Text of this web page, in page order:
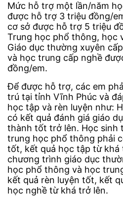
Mức hỗ trợ một lần/năm
được hỗ trợ 3 triệu đồng/
cơ sở được hỗ trợ 5 triệu
Trung học phổ thông, học
Giáo dục thường xuyên
và học trung cấp nghề
đồng/em.
Để được hỗ trợ, các em
trú tại tỉnh Vĩnh Phúc và
học tập và rèn luyện như:
có kết quả đánh giá giáo
thành tốt trở lên. Học sinh
trung học phổ thông phải
tốt, kết quả học tập từ khá
chương trình giáo dục
học phổ thông và học
kết quả rèn luyện tốt, kết
học nghề từ khá trở lên.